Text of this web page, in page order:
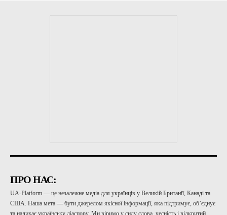
ПРО НАС:
UA-Platform — це незалежне медіа для українців у Великій Британії, Канаді та
США. Наша мета — бути джерелом якісної інформації, яка підтримує, об’єднує